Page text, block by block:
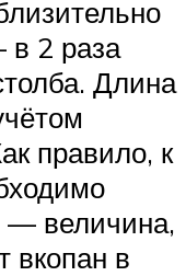
2 раза
Длина
правило, к
— величина,
вкопан в